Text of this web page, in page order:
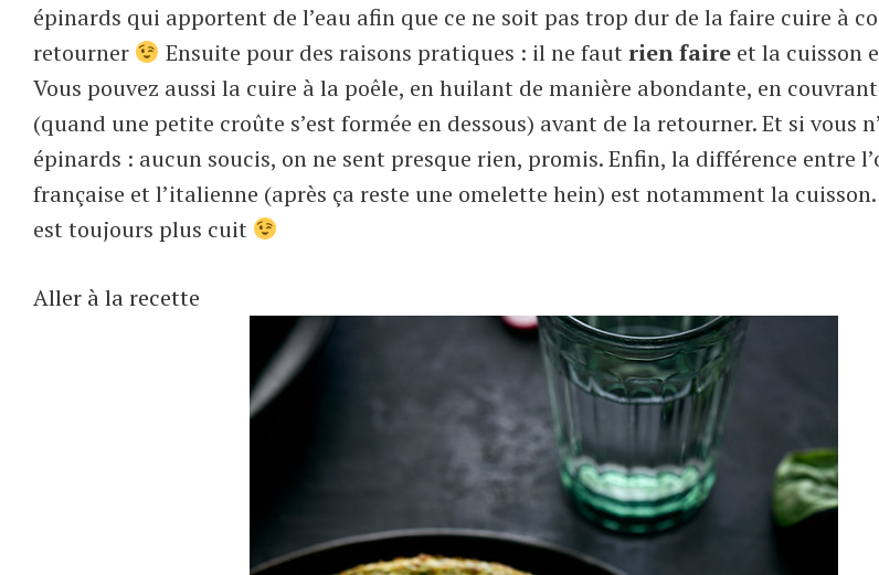
épinards qui apportent de l’eau afin que ce ne soit pas trop dur de la faire cuire à
retourner
Ensuite pour des raisons pratiques : il ne faut rien faire et la cuisson
Vous pouvez aussi la cuire à la poêle, en huilant de manière abondante, en
(quand une petite croûte s’est formée en dessous) avant de la retourner. Et si vous
épinards : aucun soucis, on ne sent presque rien, promis. Enfin, la différence entre
française et l’italienne (après ça reste une omelette hein) est notamment la
est toujours plus cuit
Aller à la recette